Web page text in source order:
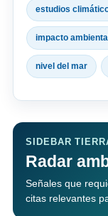
estudios
impacto ambiental
nivel del mar
SIDEBAR
Radar
Señales que
citas relevantes